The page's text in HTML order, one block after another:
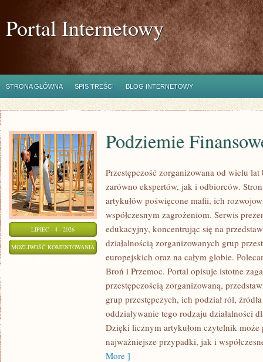
Portal Internetowy
STRONA GŁÓWNA SPIS TREŚCI BLOG INTERNETOWY
LIPIEC - 4 - 2026
MOŻLIWOŚĆ KOMENTOWANIA PODZIEMIE
FINANSOWE
Podziemie
Przestępczość zorganizowana od wielu
zarówno ekspertów, jak i odbiorców.
artykułów poświęcone mafii, ich
współczesnym zagrożeniom. Serwis
edukacyjny, koncentrując się na
działalnością zorganizowanych grup
europejskich oraz na całym globie.
Broń i Przemoc. Portal opisuje istotne
przestępczością zorganizowaną,
grup przestępczych, ich podział ról,
oddziaływanie tego rodzaju działalności
Dzięki licznym artykułom czytelnik może
najważniejsze przypadki, jak i
More ]